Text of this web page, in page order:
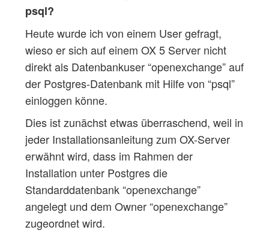
psql?
Heute wurde ich von einem User gefragt,
wieso er sich auf einem OX 5 Server nicht
direkt als Datenbankuser “openexchange” auf
der Postgres-Datenbank mit Hilfe von “psql”
einloggen könne.
Dies ist zunächst etwas überraschend, weil in
jeder Installationsanleitung zum OX-Server
erwähnt wird, dass im Rahmen der
Installation unter Postgres die
Standarddatenbank “openexchange”
angelegt und dem Owner “openexchange”
zugeordnet wird.